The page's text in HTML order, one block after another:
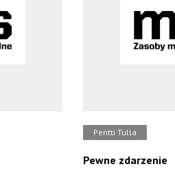
Pentti Tulla
Pewne zdarzenie